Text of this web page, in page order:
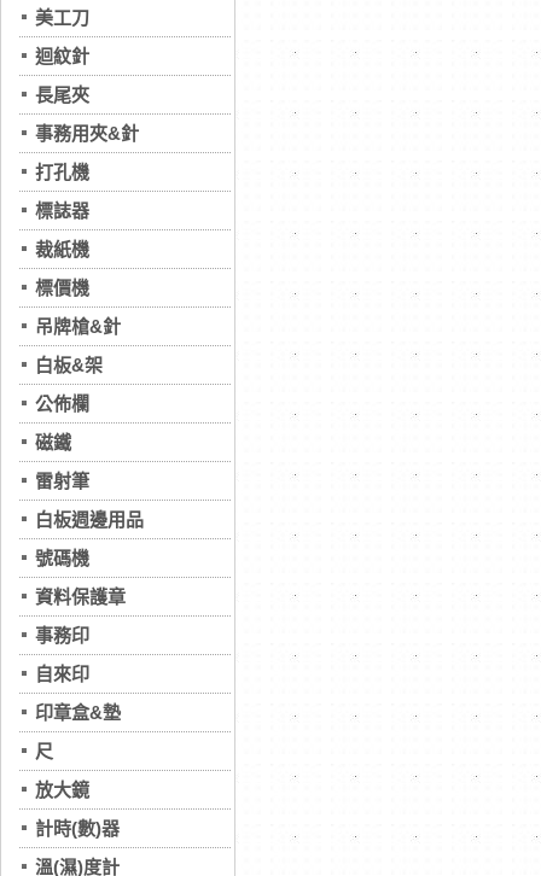
美工刀
迴紋針
長尾夾
事務用夾&針
打孔機
標誌器
裁紙機
標價機
吊牌槍&針
白板&架
公佈欄
磁鐵
雷射筆
白板週邊用品
號碼機
資料保護章
事務印
自來印
印章盒&墊
尺
放大鏡
計時(數)器
溫(濕)度計